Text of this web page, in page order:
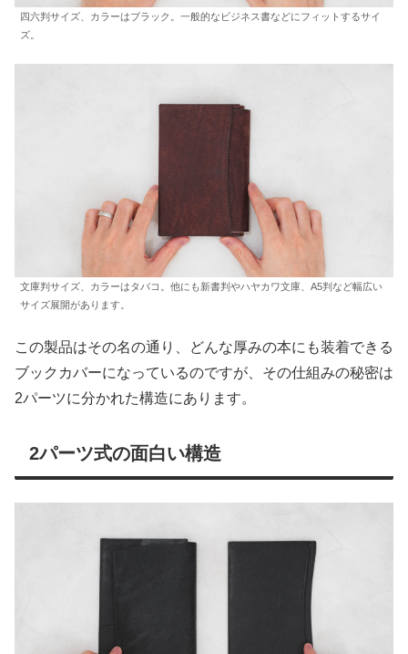
四六判サイズ、カラーはブラック。一般的なビジネス書などにフィットするサイ
ズ。
文庫判サイズ、カラーはタバコ。他にも新書判やハヤカワ文庫、A5判など幅広い
サイズ展開があります。
この製品はその名の通り、どんな厚みの本にも装着できる
ブックカバーになっているのですが、その仕組みの秘密は
2パーツに分かれた構造にあります。
2パーツ式の面白い構造